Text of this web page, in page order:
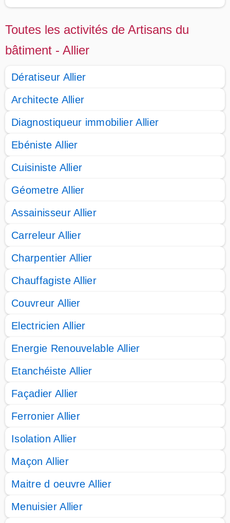
Toutes les activités de Artisans du
bâtiment - Allier
Dératiseur Allier
Architecte Allier
Diagnostiqueur immobilier Allier
Ebéniste Allier
Cuisiniste Allier
Géometre Allier
Assainisseur Allier
Carreleur Allier
Charpentier Allier
Chauffagiste Allier
Couvreur Allier
Electricien Allier
Energie Renouvelable Allier
Etanchéiste Allier
Façadier Allier
Ferronier Allier
Isolation Allier
Maçon Allier
Maitre d oeuvre Allier
Menuisier Allier